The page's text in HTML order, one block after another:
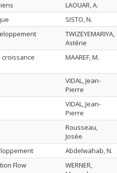
LAOUAR, A.
SISTO, N.
TWIZEYEMARIYA,
Astérie
MAAREF, M.
VIDAL, Jean-
Pierre
VIDAL, Jean-
Pierre
Rousseau,
Josée
Abdelwahab, N.
Flow
WERNER,